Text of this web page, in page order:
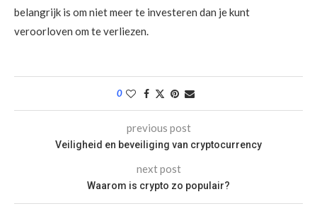
belangrijk is om niet meer te investeren dan je kunt
veroorloven om te verliezen.
0
previous post
Veiligheid en beveiliging van cryptocurrency
next post
Waarom is crypto zo populair?